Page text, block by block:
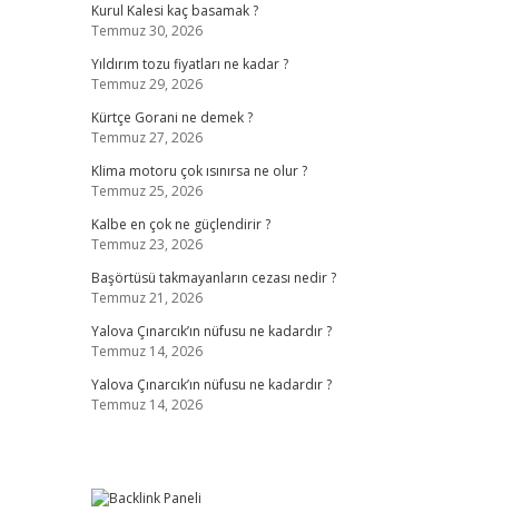
Kurul Kalesi kaç basamak ?
Temmuz 30, 2026
Yıldırım tozu fiyatları ne kadar ?
Temmuz 29, 2026
Kürtçe Gorani ne demek ?
Temmuz 27, 2026
Klima motoru çok ısınırsa ne olur ?
Temmuz 25, 2026
Kalbe en çok ne güçlendirir ?
Temmuz 23, 2026
Başörtüsü takmayanların cezası nedir ?
Temmuz 21, 2026
Yalova Çınarcık’ın nüfusu ne kadardır ?
Temmuz 14, 2026
Yalova Çınarcık’ın nüfusu ne kadardır ?
Temmuz 14, 2026